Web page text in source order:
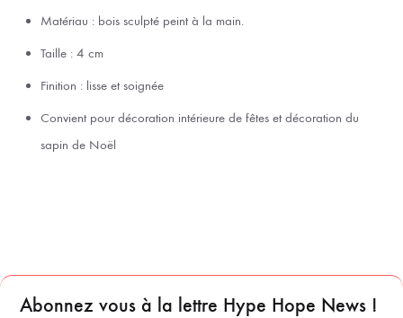
Matériau : bois sculpté peint à la main.
Taille : 4 cm
Finition : lisse et soignée
Convient pour décoration intérieure de fêtes et décoration du
sapin de Noël
Abonnez vous à la lettre Hype Hope News !